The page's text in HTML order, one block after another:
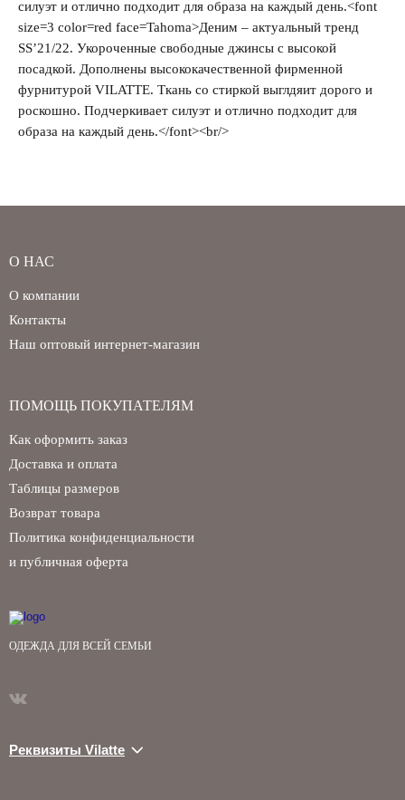
Забыли свой пароль?
силуэт и отлично подходит для образа на каждый день.<font
size=3 color=red face=Tahoma>Деним – актуальный тренд
SS’21/22. Укороченные свободные джинсы с высокой
посадкой. Дополнены высококачественной фирменной
фурнитурой VILATTE. Ткань со стиркой выглдяит дорого и
роскошно. Подчеркивает силуэт и отлично подходит для
образа на каждый день.</font><br/>
ОДЕЖДА ДЛЯ ВСЕЙ СЕМЬИ
Реквизиты Vilatte
О НАС
О компании
Контакты
Наш оптовый интернет-магазин
ПОМОЩЬ ПОКУПАТЕЛЯМ
Как оформить заказ
Доставка и оплата
Таблицы размеров
Возврат товара
Политика конфиденциальности
и публичная оферта